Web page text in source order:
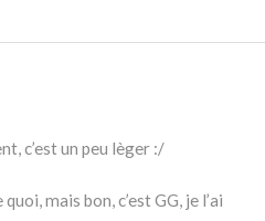
c’est un peu lèger :/
mais bon, c’est GG, je l’ai